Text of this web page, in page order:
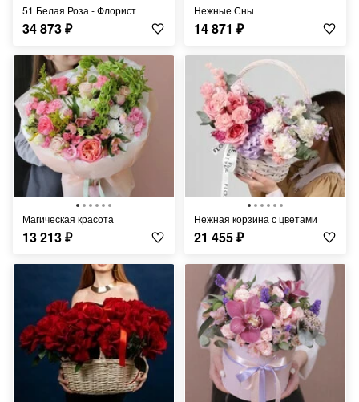
51 Белая Роза - Флорист
34 873₽
Нежные Сны
14 871 ₽
Магическая красота
13 213₽
Нежная корзина с цветами
21 455₽